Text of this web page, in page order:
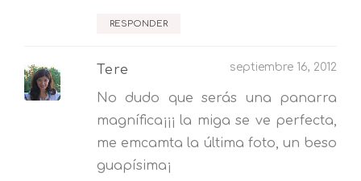
RESPONDER
Tere septiembre 16, 2012
No dudo que serás una panarra
magnífica¡¡¡ la miga se ve perfecta,
me emcamta la última foto, un beso
guapísima¡